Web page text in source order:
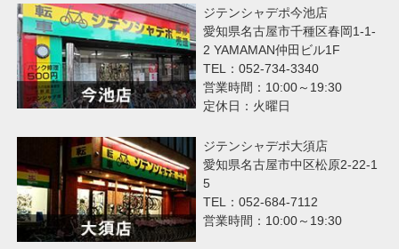
ジテンシャデポ今池店
愛知県名古屋市千種区春岡1-1-
2 YAMAMAN仲田ビル1F
TEL：052-734-3340
営業時間：10:00～19:30
定休日：火曜日
ジテンシャデポ大須店
愛知県名古屋市中区松原2-22-1
5
TEL：052-684-7112
営業時間：10:00～19:30